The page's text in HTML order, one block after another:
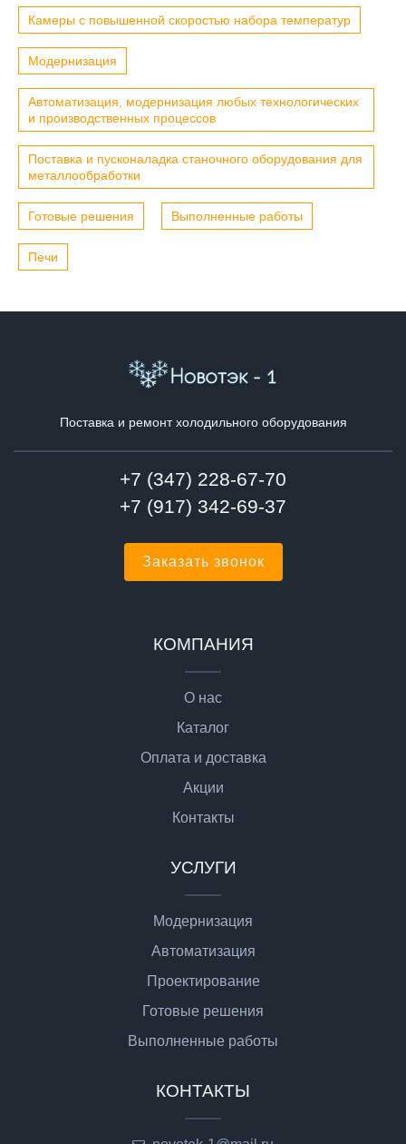
Камеры с повышенной скоростью набора температур
Модернизация
Автоматизация, модернизация любых технологических
и производственных процессов
Поставка и пусконаладка станочного оборудования для
металлообработки
Готовые решения Выполненные работы
Печи
Поставка и ремонт холодильного оборудования
+7 (347) 228-67-70
+7 (917) 342-69-37
Заказать звонок
КОМПАНИЯ
О нас
Каталог
Оплата и доставка
Акции
Контакты
УСЛУГИ
Модернизация
Автоматизация
Проектирование
Готовые решения
Выполненные работы
КОНТАКТЫ